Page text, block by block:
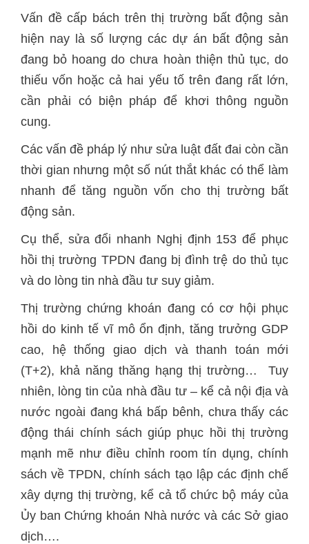
Vấn đề cấp bách trên thị trường bất động sản
hiện nay là số lượng các dự án bất động sản
đang bỏ hoang do chưa hoàn thiện thủ tục, do
thiếu vốn hoặc cả hai yếu tố trên đang rất lớn,
cần phải có biện pháp để khơi thông nguồn
cung.
Các vấn đề pháp lý như sửa luật đất đai còn cần
thời gian nhưng một số nút thắt khác có thể làm
nhanh để tăng nguồn vốn cho thị trường bất
động sản.
Cụ thể, sửa đổi nhanh Nghị định 153 để phục
hồi thị trường TPDN đang bị đình trệ do thủ tục
và do lòng tin nhà đầu tư suy giảm.
Thị trường chứng khoán đang có cơ hội phục
hồi do kinh tế vĩ mô ổn định, tăng trưởng GDP
cao, hệ thống giao dịch và thanh toán mới
(T+2), khả năng thăng hạng thị trường… Tuy
nhiên, lòng tin của nhà đầu tư – kể cả nội địa và
nước ngoài đang khá bấp bênh, chưa thấy các
động thái chính sách giúp phục hồi thị trường
mạnh mẽ như điều chỉnh room tín dụng, chính
sách về TPDN, chính sách tạo lập các định chế
xây dựng thị trường, kể cả tổ chức bộ máy của
Ủy ban Chứng khoán Nhà nước và các Sở giao
dịch….